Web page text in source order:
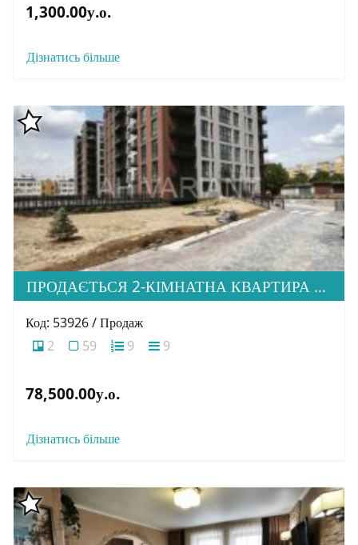
1,300.00у.о.
Дізнатись більше
ПРОДАЄТЬСЯ 2-КІМНАТНА КВАРТИРА В М. УЖГОРОД, ВУЛ. ТЛЕХАСА 19, ЖК “WEST TOWERS”
Код: 53926 / Продаж
2
59 9 9
78,500.00у.о.
Дізнатись більше